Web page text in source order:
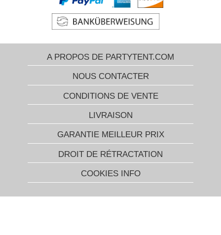
A PROPOS DE PARTYTENT.COM
NOUS CONTACTER
CONDITIONS DE VENTE
LIVRAISON
GARANTIE MEILLEUR PRIX
DROIT DE RÉTRACTATION
COOKIES INFO